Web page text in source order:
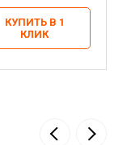
КУПИТЬ В 1
КЛИК